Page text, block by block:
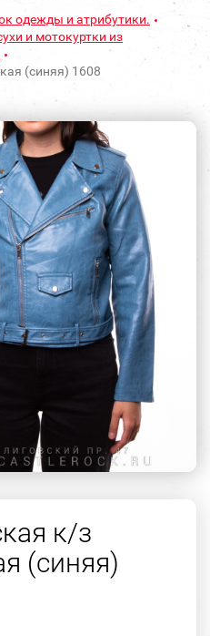
одежды и атрибутики.
и мотокуртки из
(синяя) 1608
к/з
(синяя)